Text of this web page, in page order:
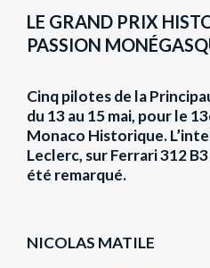
LE GRAND PRIX
PASSION
Cinq pilotes de la
du 13 au 15 mai, pour le
Monaco Historique.
Leclerc, sur Ferrari 312
été remarqué.
NICOLAS MATILE